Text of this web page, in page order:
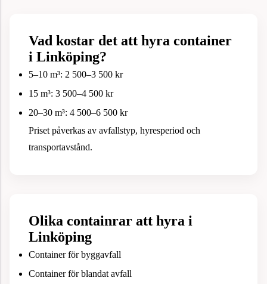
Vad kostar det att hyra container
i Linköping?
5–10 m³: 2 500–3 500 kr
15 m³: 3 500–4 500 kr
20–30 m³: 4 500–6 500 kr
Priset påverkas av avfallstyp, hyresperiod och
transportavstånd.
Olika containrar att hyra i
Linköping
Container för byggavfall
Container för blandat avfall